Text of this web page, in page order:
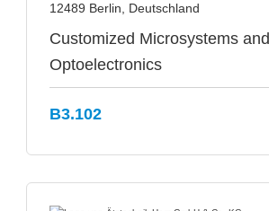
12489 Berlin, Deutschland
Customized Microsystems and
Optoelectronics
B3.102